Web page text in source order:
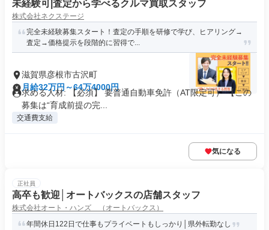
未経験可|査定から学べるクルマ買取スタッフ
株式会社ネクステージ
完全未経験募集スタート！査定の手順を研修で学び、ヒアリング→
査定→価格提示を段階的に習得で...
滋賀県彦根市古沢町
月給32万円～64万4000円
求める人材: 【必須】 要普通自動車免許（AT限定可） 【この
募集は“育成前提の完...
交通費支給
気になる
正社員
高卒も歓迎│オートバックスの店舗スタッフ
株式会社オート・ハンズ （オートバックス）
年間休日122日で仕事もプライベートもしっかり│県外転勤なし